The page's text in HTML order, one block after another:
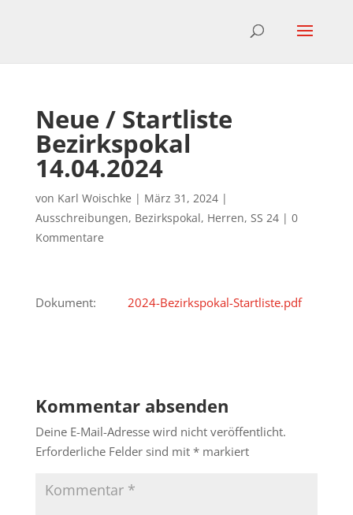
Neue / Startliste
Bezirkspokal
14.04.2024
von Karl Woischke | März 31, 2024|
Ausschreibungen, Bezirkspokal, Herren, SS 24| 0
Kommentare
Dokument: 2024-Bezirkspokal-Startliste.pdf
Kommentar absenden
Deine E-Mail-Adresse wird nicht veröffentlicht.
Erforderliche Felder sind mit *markiert